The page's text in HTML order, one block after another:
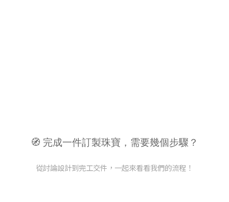
🧭 完成一件訂製珠寶，需要幾個步驟？
從討論設計到完工交件，一起來看看我們的流程！